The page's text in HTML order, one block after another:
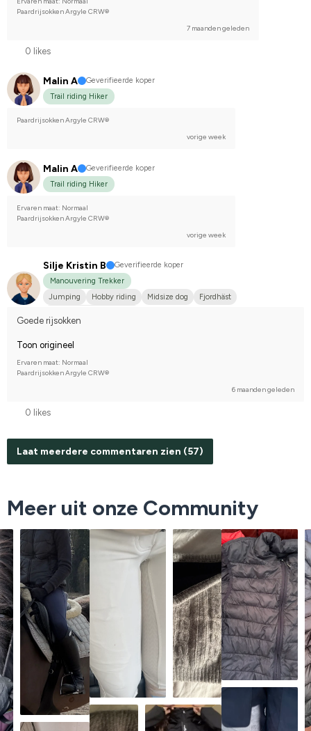
Paardrijsokken Argyle CRW®
7 maanden geleden
0 likes
Malin A
Geverifieerde koper
Trail riding Hiker
Paardrijsokken Argyle CRW®
vorige week
Malin A
Geverifieerde koper
Trail riding Hiker
Ervaren maat: Normaal
Paardrijsokken Argyle CRW®
vorige week
Silje Kristin B
Geverifieerde koper
Manouvering Trekker
Jumping
Hobby riding Midsize dog
Fjordhäst
Goede rijsokken
Toon origineel
Ervaren maat: Normaal
Paardrijsokken Argyle CRW®
6 maanden geleden
0 likes
Laat meerdere commentaren zien (57)
Meer uit onze Community